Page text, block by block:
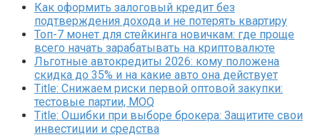
Как оформить залоговый кредит без
подтверждения дохода и не потерять квартиру
Топ-7 монет для стейкинга новичкам: где проще
всего начать зарабатывать на криптовалюте
Льготные автокредиты 2026: кому положена
скидка до 35% и на какие авто она действует
Title: Снижаем риски первой оптовой закупки:
тестовые партии, MOQ
Title: Ошибки при выборе брокера: Защитите свои
инвестиции и средства